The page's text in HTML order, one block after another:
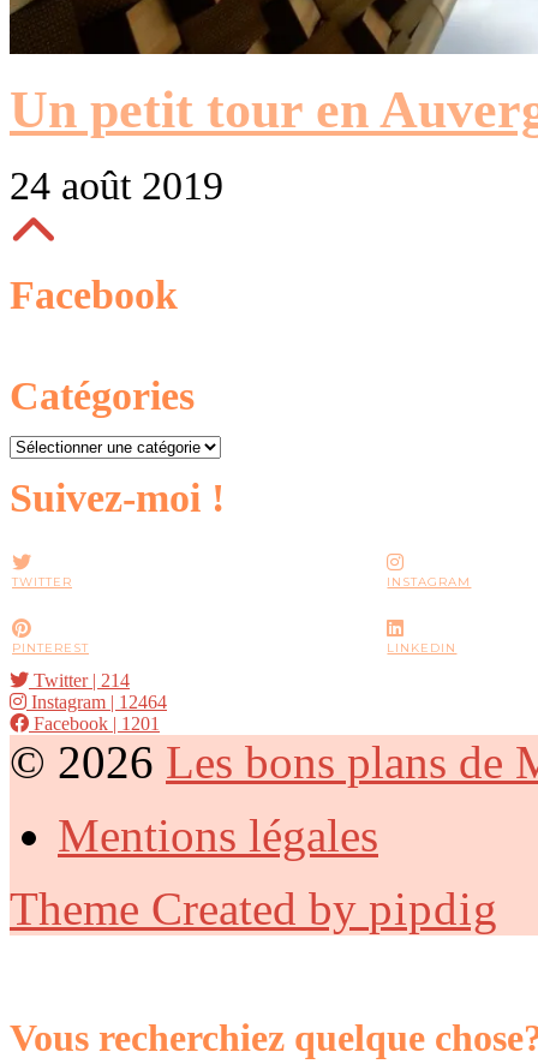
Un petit tour en
24 août 2019
Facebook
Catégories
Catégories
Suivez-moi !
TWITTER INSTAGRAM
PINTEREST LINKEDIN
Twitter| 214
Instagram | 12464
Facebook | 1201
© 2026 Les bons plans de
Mentions légales
Theme Created by pipdig
Vous recherchiez quelque